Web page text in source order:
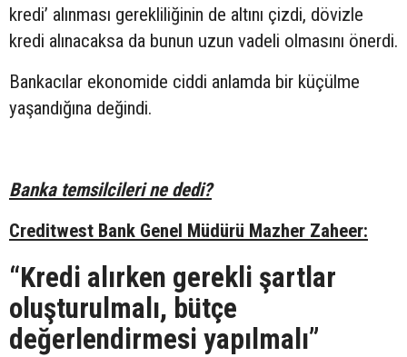
kredi’ alınması gerekliliğinin de altını çizdi, dövizle
kredi alınacaksa da bunun uzun vadeli olmasını önerdi.
Bankacılar ekonomide ciddi anlamda bir küçülme
yaşandığına değindi.
Banka temsilcileri ne dedi?
Creditwest Bank Genel Müdürü Mazher Zaheer:
“Kredi alırken gerekli şartlar
oluşturulmalı, bütçe
değerlendirmesi yapılmalı”